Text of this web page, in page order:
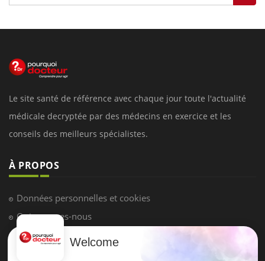
Le site santé de référence avec chaque jour toute l'actualité
médicale decryptée par des médecins en exercice et les
conseils des meilleurs spécialistes.
À PROPOS
Données personnelles et cookies
Qui sommes-nous
Conditions d'utilisation
Welcome